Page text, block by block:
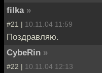
filka »
#21 | 10.11.04 11:59
Поздравляю.
CybeRin »
#22 | 10.11.04 12:13